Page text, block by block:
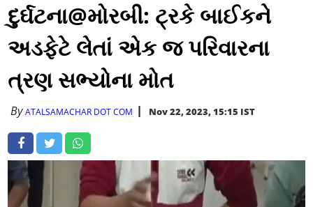
દુર્ઘટના@મોરબી: ટ્રકે બાઈકને
અડફેટે લેતાં એક જ પરિવારના
ત્રણ સભ્યોના મોત
ByATALSAMACHAR DOT COM Nov 22, 2023, 15:15 IST